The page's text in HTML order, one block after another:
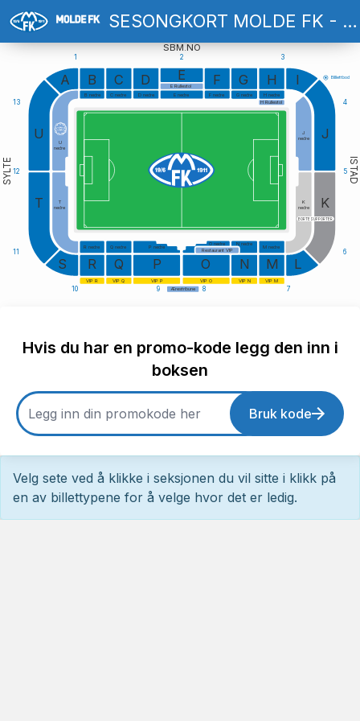
SESONGKORT MOLDE FK - 2026
A B
B nedre C nedre D nedre E nedre F nedre G nedre H nedre
J
nedre
U
nedre
T
nedre
R nedre Q nedre P nedre
O nedre N nedre
M nedre
K
nedre
C D E
VIP R VIP Q VIP P VIP O VIP N VIP M
H Rullestol
E Rullestol
Ærestribune
F G H I
J
K
L
M
N
O
P
Q
R
S
T
U
Restaurant VIP
1 2 3
10 9 8 7
4
5
6
13
12
11
Billlettbod
BORTESUPPORTER
SBM.NO
SYLTE ISTAD
Hvis du har en promo-kode legg den inn i
boksen
Bruk kode
Velg sete ved å klikke i seksjonen du vil sitte i klikk på
en av billettypene for å velge hvor det er ledig.